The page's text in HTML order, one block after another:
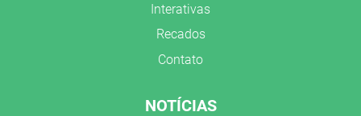
Interativas
Recados
Contato
NOTÍCIAS